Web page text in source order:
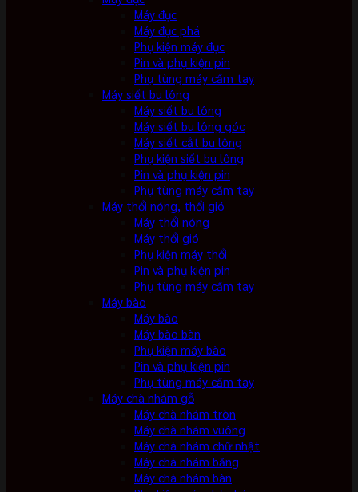
Máy đục
Máy đục phá
Phụ kiện máy đục
Pin và phụ kiện pin
Phụ tùng máy cầm tay
Máy siết bu lông
Máy siết bu lông
Máy siết bu lông góc
Máy siết cắt bu lông
Phụ kiện siết bu lông
Pin và phụ kiện pin
Phụ tùng máy cầm tay
Máy thổi nóng, thổi gió
Máy thổi nóng
Máy thổi gió
Phụ kiện máy thổi
Pin và phụ kiện pin
Phụ tùng máy cầm tay
Máy bào
Máy bào
Máy bào bàn
Phụ kiện máy bào
Pin và phụ kiện pin
Phụ tùng máy cầm tay
Máy chà nhám gỗ
Máy chà nhám tròn
Máy chà nhám vuông
Máy chà nhám chữ nhật
Máy chà nhám băng
Máy chà nhám bàn